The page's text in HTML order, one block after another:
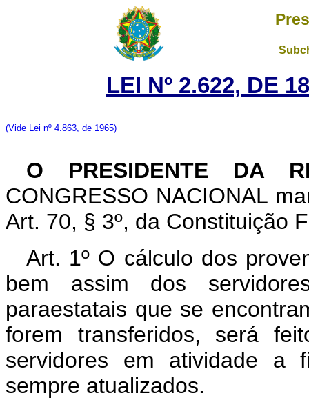
LEI Nº 2.622, DE
(Vide Lei nº 4.863, de 1965)
O PRESIDENTE DA
CONGRESSO NACIONAL
Art. 70, § 3º, da Constituição
Art. 1º O cálculo dos
bem assim dos
paraestatais que se
forem transferidos, será
servidores em atividade a
sempre atualizados.